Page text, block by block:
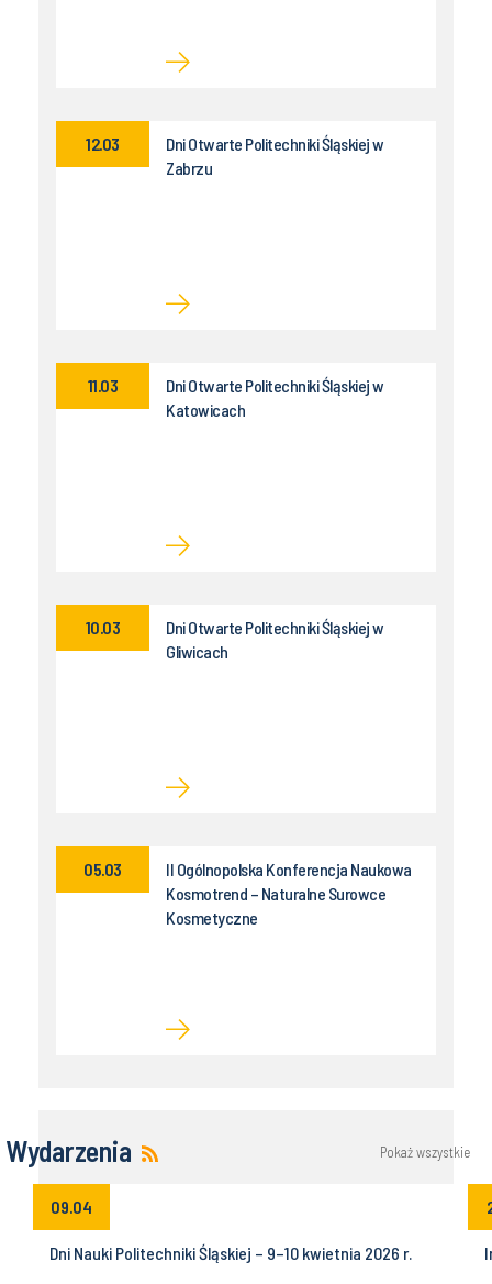
Dni Otwarte Politechniki Śląskiej w
Zabrzu
12.03
Dni Otwarte Politechniki Śląskiej w
Katowicach
11.03
Dni Otwarte Politechniki Śląskiej w
Gliwicach
10.03
II Ogólnopolska Konferencja Naukowa
Kosmotrend – Naturalne Surowce
Kosmetyczne
05.03
Wydarzenia Pokaż wszystkie
09.04
Dni Nauki Politechniki Śląskiej – 9–10 kwietnia 2026 r.